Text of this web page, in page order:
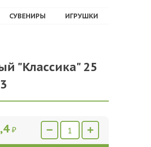
СУВЕНИРЫ ИГРУШКИ
"Классика" 25
₽